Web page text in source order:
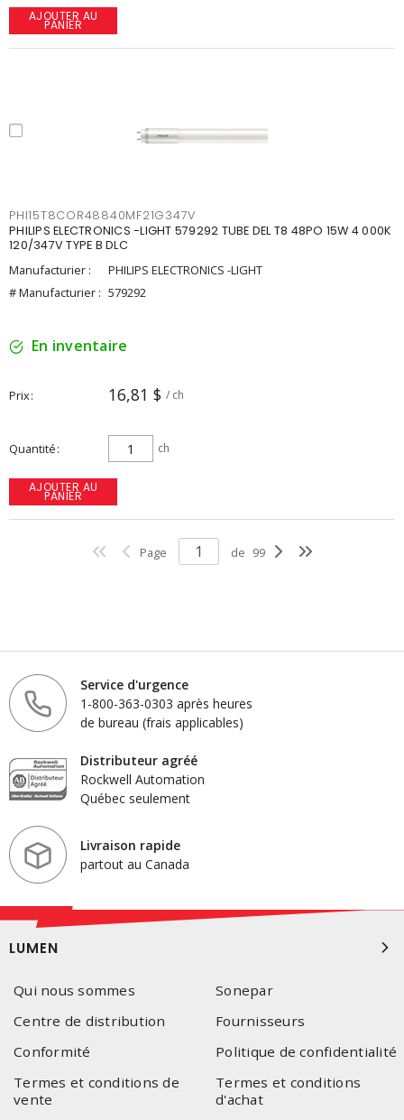
AJOUTER AU
PANIER
PHI15T8COR48840MF21G347V
PHILIPS ELECTRONICS -LIGHT 579292 TUBE DEL T8 48PO 15W 4 000K
120/347V TYPE B DLC
Manufacturier :
PHILIPS ELECTRONICS -LIGHT
# Manufacturier : 579292
En inventaire
Prix 16,81 $ / ch
Quantité ch
AJOUTER AU
PANIER
Page de 99
Service d'urgence
1-800-363-0303 après heures
de bureau (frais applicables)
Distributeur agréé
Rockwell Automation
Québec seulement
Livraison rapide
partout au Canada
LUMEN
Qui nous sommes
Sonepar
Centre de distribution
Fournisseurs
Conformité
Politique de confidentialité
Termes et conditions de
vente
Termes et conditions
d'achat